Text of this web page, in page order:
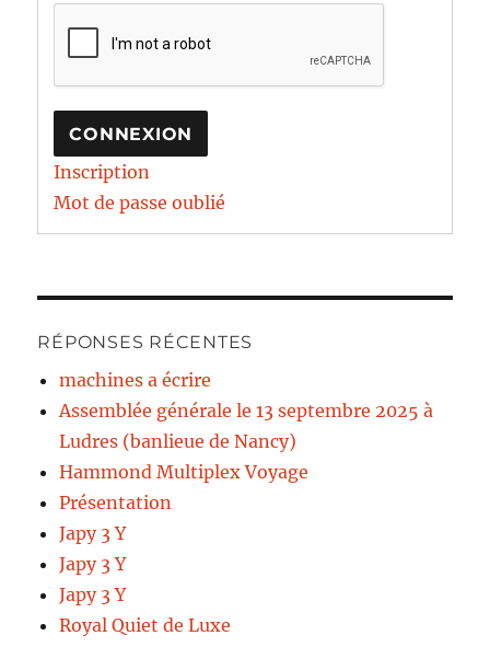
CONNEXION
Inscription
Mot de passe oublié
RÉPONSES RÉCENTES
machines a écrire
Assemblée générale le 13 septembre 2025 à
Ludres (banlieue de Nancy)
Hammond Multiplex Voyage
Présentation
Japy 3 Y
Japy 3 Y
Japy 3 Y
Royal Quiet de Luxe